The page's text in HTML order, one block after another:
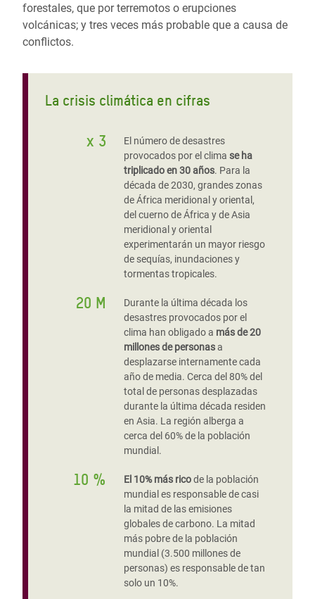
forestales, que por terremotos o erupciones
volcánicas; y tres veces más probable que a causa de
conflictos.
La crisis climática en cifras
x 3
El número de desastres
provocados por el clima se ha
triplicado en 30 años. Para la
década de 2030, grandes zonas
de África meridional y oriental,
del cuerno de África y de Asia
meridional y oriental
experimentarán un mayor riesgo
de sequías, inundaciones y
tormentas tropicales.
20 M
Durante la última década los
desastres provocados por el
clima han obligado a más de 20
millones de personasa
desplazarse internamente cada
año de media. Cerca del 80% del
total de personas desplazadas
durante la última década residen
en Asia. La región alberga a
cerca del 60% de la población
mundial.
10 % El 10% más ricode la población
mundial es responsable de casi
la mitad de las emisiones
globales de carbono. La mitad
más pobre de la población
mundial (3.500 millones de
personas) es responsable de tan
solo un 10%.